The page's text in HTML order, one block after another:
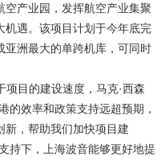
空产业园 ，发挥航空产业集聚
机遇。该项目计划于今年底完
亚洲最大的单跨机库，可同时
目的建设速度，马克·西森
的效率和政策支持远超预期，
新，帮助我们加快项目建
持下，上海波音能够更好地提